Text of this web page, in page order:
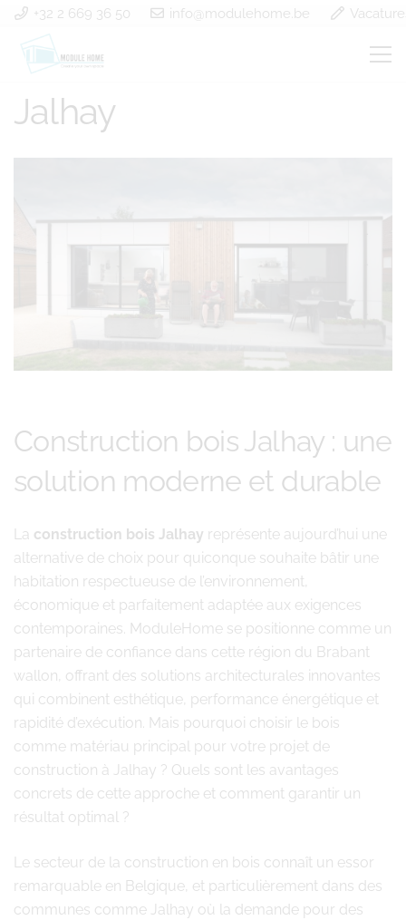
+32 2 669 36 50 info@modulehome.be
Construction modulaire
Jalhay
Construction bois Jalhay : une
solution moderne et durable
La construction bois Jalhay représente aujourd’hui une
alternative de choix pour quiconque souhaite bâtir une
habitation respectueuse de l’environnement,
économique et parfaitement adaptée aux exigences
contemporaines. ModuleHome se positionne comme un
partenaire de confiance dans cette région du Brabant
wallon, offrant des solutions architecturales innovantes
qui combinent esthétique, performance énergétique et
rapidité d’exécution. Mais pourquoi choisir le bois
comme matériau principal pour votre projet de
construction à Jalhay ? Quels sont les avantages
concrets de cette approche et comment garantir un
résultat optimal ?
Le secteur de la construction en bois connaît un essor
remarquable en Belgique, et particulièrement dans des
communes comme Jalhay où la demande pour des